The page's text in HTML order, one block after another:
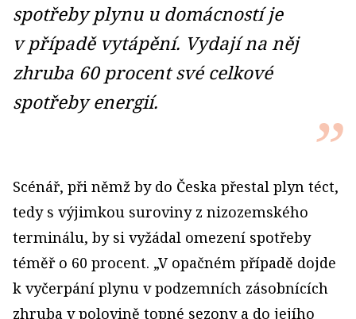
spotřeby plynu u domácností je
v případě vytápění. Vydají na něj
zhruba 60 procent své celkové
spotřeby energií.
Scénář, při němž by do Česka přestal plyn téct,
tedy s výjimkou suroviny z nizozemského
terminálu, by si vyžádal omezení spotřeby
téměř o 60 procent. „V opačném případě dojde
k vyčerpání plynu v podzemních zásobnících
zhruba v polovině topné sezony a do jejího